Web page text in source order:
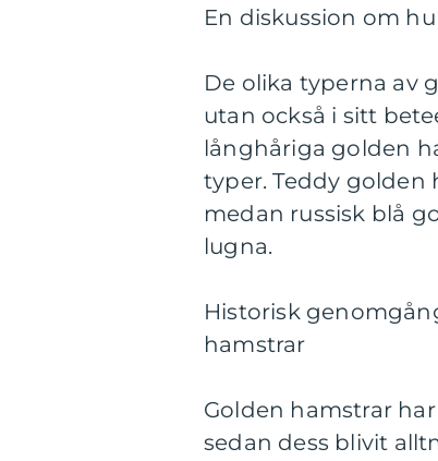
En diskussion om
De olika typerna av
utan också i sitt
långhåriga golden
typer. Teddy golden
medan russisk blå
lugna.
Historisk
hamstrar
Golden hamstrar
sedan dess blivit